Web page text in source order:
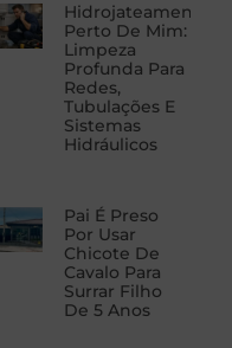
Hidrojateamento
Perto De Mim:
Limpeza
Profunda Para
Redes,
Tubulações E
Sistemas
Hidráulicos
Pai É Preso
Por Usar
Chicote De
Cavalo Para
Surrar Filho
De 5 Anos